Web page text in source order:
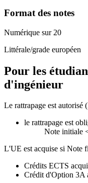
Format des notes
Numérique sur 20
Littérale/grade européen
Pour les
d'ingénieur
Le rattrapage est autorisé
le rattrapage est
Note initiale
L'UE est acquise si Note
Crédits ECTS
Crédit d'Option 3A